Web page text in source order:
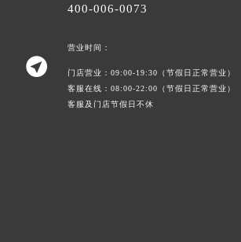
400-006-0073

营业时间：
门店营业：09:00-19:30（节假日正常营业）
客服在线：08:00-22:00（节假日正常营业）
客服及门店节假日不休